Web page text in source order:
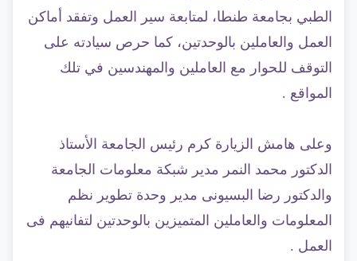
الطبي بجامعة طنطا، لمتابعة سير العمل وتفقد أماكن
العمل والعاملين بالوحدتين، كما حرص سيادته على
التوقف للحوار مع العاملين والمهندسين في تلك
المواقع .
وعلى هامش الزيارة كرم رئيس الجامعة الأستاذ
الدكتور محمد النمر مدير شبكة معلومات الجامعة
والدكتور رضا البسيونى مدير وحدة تطوير نظم
المعلومات والعاملين المتميزين بالوحدتين لتفانيهم فى
العمل .